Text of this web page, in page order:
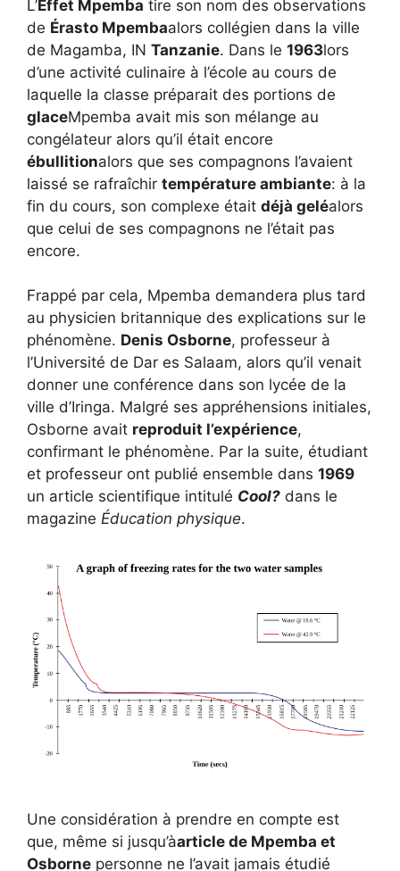
L’Effet Mpemba tire son nom des observations
de Érasto Mpembaalors collégien dans la ville
de Magamba, IN Tanzanie. Dans le 1963lors
d’une activité culinaire à l’école au cours de
laquelle la classe préparait des portions de
glaceMpemba avait mis son mélange au
congélateur alors qu’il était encore
ébullitionalors que ses compagnons l’avaient
laissé se rafraîchir température ambiante: à la
fin du cours, son complexe était déjà geléalors
que celui de ses compagnons ne l’était pas
encore.
Frappé par cela, Mpemba demandera plus tard
au physicien britannique des explications sur le
phénomène. Denis Osborne, professeur à
l’Université de Dar es Salaam, alors qu’il venait
donner une conférence dans son lycée de la
ville d’Iringa. Malgré ses appréhensions initiales,
Osborne avait reproduit l’expérience,
confirmant le phénomène. Par la suite, étudiant
et professeur ont publié ensemble dans 1969
un article scientifique intitulé Cool? dans le
magazine Éducation physique.
Une considération à prendre en compte est
que, même si jusqu’àarticle de Mpemba et
Osborne personne ne l’avait jamais étudié